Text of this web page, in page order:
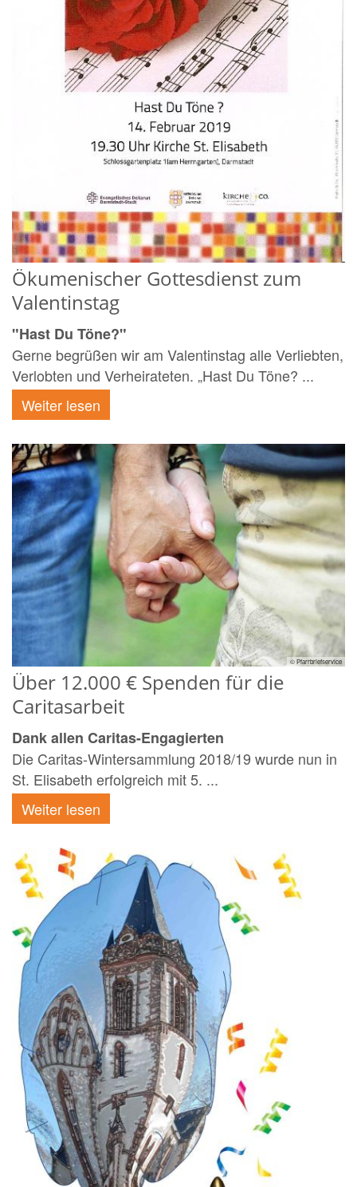
Ökumenischer Gottesdienst zum
Valentinstag
"Hast Du Töne?"
Gerne begrüßen wir am Valentinstag alle Verliebten,
Verlobten und Verheirateten. „Hast Du Töne? ...
Weiter lesen
© Pfarrbriefservice
Über 12.000 € Spenden für die
Caritasarbeit
Dank allen Caritas-Engagierten
Die Caritas-Wintersammlung 2018/19 wurde nun in
St. Elisabeth erfolgreich mit 5. ...
Weiter lesen